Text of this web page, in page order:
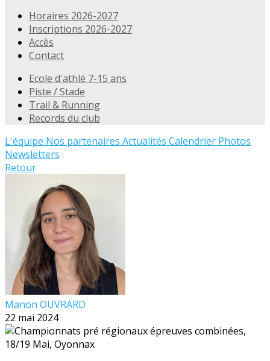
Horaires 2026-2027
Inscriptions 2026-2027
Accès
Contact
Ecole d'athlé 7-15 ans
Piste / Stade
Trail & Running
Records du club
L'équipe Nos partenaires Actualités Calendrier Photos
Newsletters
Retour
Manon OUVRARD
22 mai 2024